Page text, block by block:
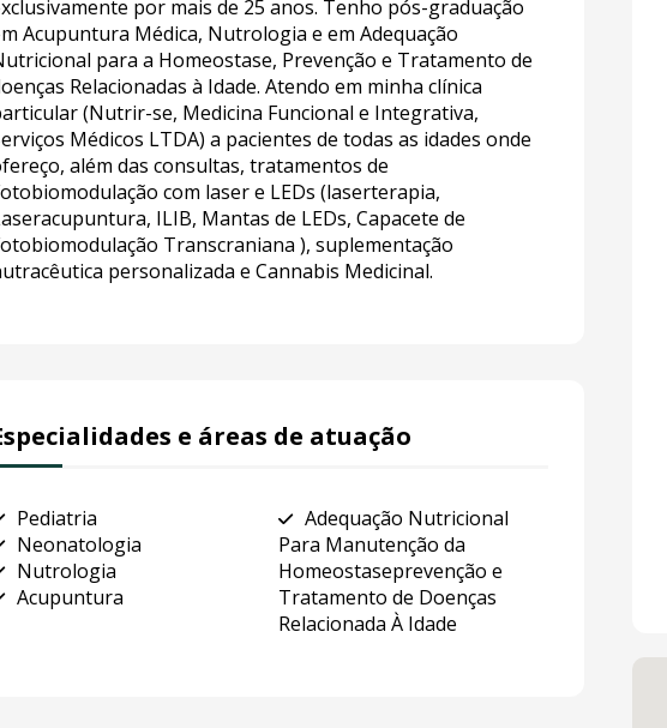
por mais de 25 anos. Tenho pós-graduação
Acupuntura Médica, Nutrologia e em Adequação
para a Homeostase, Prevenção e Tratamento de
Relacionadas à Idade. Atendo em minha clínica
(Nutrir-se, Medicina Funcional e Integrativa,
Médicos LTDA) a pacientes de todas as idades onde
além das consultas, tratamentos de
com laser e LEDs (laserterapia,
ILIB, Mantas de LEDs, Capacete de
Transcraniana ), suplementação
personalizada e Cannabis Medicinal.
e áreas de atuação
Pediatria
Neonatologia
Nutrologia
Acupuntura
Adequação Nutricional
Para Manutenção da
Homeostaseprevenção e
Tratamento de Doenças
Relacionada À Idade